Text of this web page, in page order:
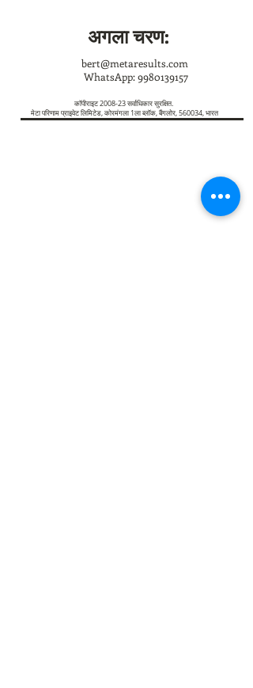
अगला चरण:
bert@metaresults.com
WhatsApp:9980139157
कॉपीराइट 2008-23 सर्वाधिकार सुरक्षित.
मेटा परिणाम प्राइवेट लिमिटेड, कोरमंगला 1ला ब्लॉक, बैंगलोर, 560034, भारत